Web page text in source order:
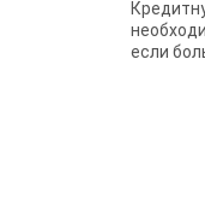
если